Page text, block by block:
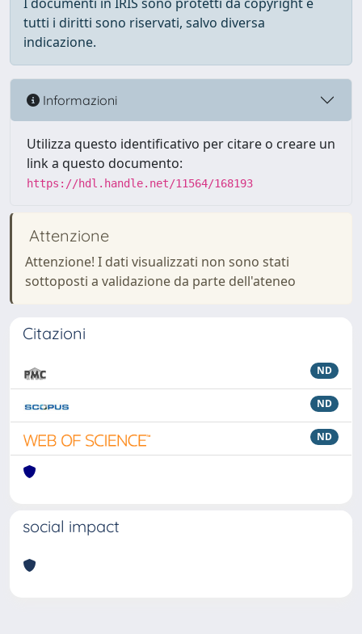
tutti i diritti sono riservati, salvo diversa
indicazione.
Informazioni
Utilizza questo identificativo per citare o creare un
link a questo documento:
https://hdl.handle.net/11564/168193
Attenzione
Attenzione! I dati visualizzati non sono stati
sottoposti a validazione da parte dell'ateneo
Citazioni
ND
ND
ND
social impact